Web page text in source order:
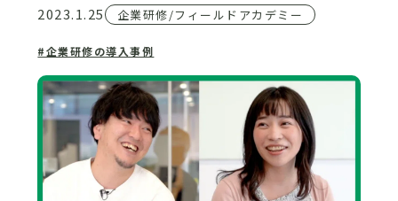
2023.1.25 企業研修/フィールドアカデミー
#企業研修の導入事例